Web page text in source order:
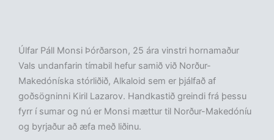
Úlfar Páll Monsi Þórðarson, 25 ára vinstri hornamaður
Vals undanfarin tímabil hefur samið við Norður-
Makedóníska stórliðið, Alkaloid sem er þjálfað af
goðsögninni Kiril Lazarov. Handkastið greindi frá þessu
fyrr í sumar og nú er Monsi mættur til Norður-Makedóníu
og byrjaður að æfa með liðinu.